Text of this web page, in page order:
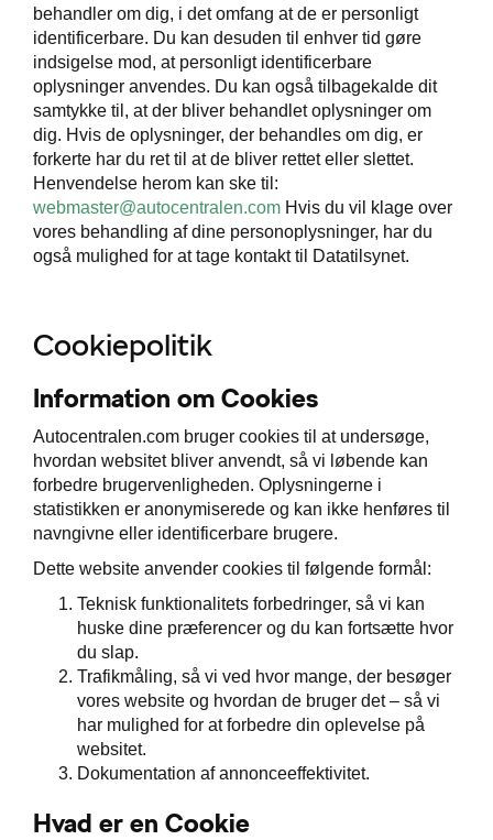
behandler om dig, i det omfang at de er personligt
identificerbare. Du kan desuden til enhver tid gøre
indsigelse mod, at personligt identificerbare
oplysninger anvendes. Du kan også tilbagekalde dit
samtykke til, at der bliver behandlet oplysninger om
dig. Hvis de oplysninger, der behandles om dig, er
forkerte har du ret til at de bliver rettet eller slettet.
Henvendelse herom kan ske til:
webmaster@autocentralen.com Hvis du vil klage over
vores behandling af dine personoplysninger, har du
også mulighed for at tage kontakt til Datatilsynet.
Cookiepolitik
Information om Cookies
Autocentralen.com bruger cookies til at undersøge,
hvordan websitet bliver anvendt, så vi løbende kan
forbedre brugervenligheden. Oplysningerne i
statistikken er anonymiserede og kan ikke henføres til
navngivne eller identificerbare brugere.
Dette website anvender cookies til følgende formål:
Teknisk funktionalitets forbedringer, så vi kan
huske dine præferencer og du kan fortsætte hvor
du slap.
Trafikmåling, så vi ved hvor mange, der besøger
vores website og hvordan de bruger det – så vi
har mulighed for at forbedre din oplevelse på
websitet.
Dokumentation af annonceeffektivitet.
Hvad er en Cookie